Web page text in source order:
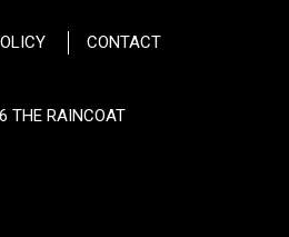
CONTACT
THE RAINCOAT